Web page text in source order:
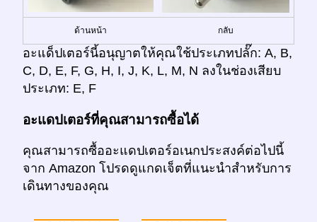
ด้านหน้า กลับ
อะแด็ปเตอร์นี้อนุญาตให้คุณใช้ประเภทปลั๊ก: A, B,
C, D, E, F, G, H, I, J, K, L, M, N ลงในช่องเสียบ
ประเภท: E, F
อะแดปเตอร์ที่คุณสามารถซื้อได้
คุณสามารถซื้ออะแดปเตอร์อเนกประสงค์ต่อไปนี้
จาก Amazon โปรดดูแกดเจ็ตที่แนะนำสำหรับการ
เดินทางของคุณ